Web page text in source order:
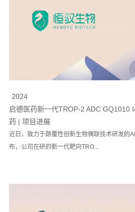
2024
启德医药新一代TROP-2 ADC GQ1010
药 | 项目进展
近日，致力于颠覆性创新生物偶联技术研发的
布，公司在研的新一代靶向TRO...